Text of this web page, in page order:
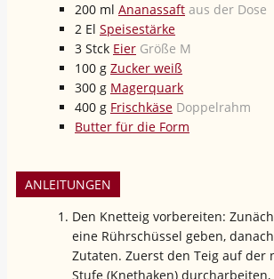
200 ml Ananassaft aus der Dose
2 El Speisestärke
3 Stck Eier Größe M
100 g Zucker weiß
300 g Magerquark
400 g Frischkäse Doppelrahm
Butter für die Form
ANLEITUNGEN
Den Knetteig vorbereiten:
eine Rührschüssel geben,
Zutaten. Zuerst den Teig auf der
Stufe (Knethaken)